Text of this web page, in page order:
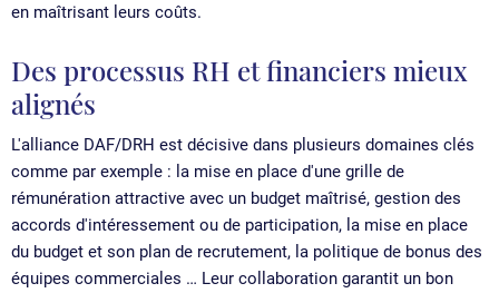
en maîtrisant leurs coûts.
Des processus RH et financiers mieux
alignés
L'alliance DAF/DRH est décisive dans plusieurs domaines clés
comme par exemple : la mise en place d'une grille de
rémunération attractive avec un budget maîtrisé, gestion des
accords d'intéressement ou de participation, la mise en place
du budget et son plan de recrutement, la politique de bonus des
équipes commerciales … Leur collaboration garantit un bon